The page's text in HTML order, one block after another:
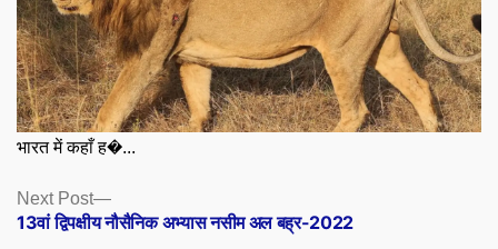
भारत में कहाँ ह�...
Posts
navigation
Next Post
Next
post:
13वां द्विपक्षीय नौसैनिक अभ्यास नसीम अल बह्र-2022